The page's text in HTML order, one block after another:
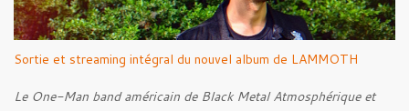
Sortie et streaming intégral du nouvel album de LAMMOTH
Le One-Man band américain de Black Metal Atmosphérique et